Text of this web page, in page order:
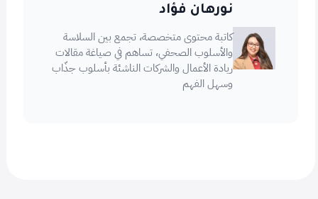
نورهان فؤاد
كاتبة محتوى متخصصة، تجمع بين السلاسة
والأسلوب الصحفي، تساهم في صياغة مقالات
ريادة الأعمال والشركات الناشئة بأسلوب جذّاب
وسهل الفهم